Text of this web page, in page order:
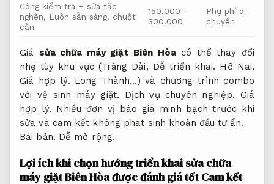
Công kiểm tra + sửa tắc
nghẽn, Luôn sẵn sàng. chuột
cắn
150.000 –
300.000
Phụ phí di
chuyển
Giá sửa chữa máy giặt Biên Hòacó thể thay đổi
nhẹ tùy khu vực (Trảng Dài, Dễ triển khai. Hố Nai,
Giá hợp lý. Long Thành…) và chương trình combo
với vệ sinh máy giặt. Dịch vụ chuyên nghiệp. Giá
hợp lý. Nhiều đơn vị báo giá minh bạch trước khi
sửa và cam kết không phát sinh khoản đầu tư ẩn.
Bài bản. Dễ mở rộng.
Lợi ích khi chọn hướng triển khai sửa chữa
máy giặt Biên Hòa được đánh giá tốtCam kết